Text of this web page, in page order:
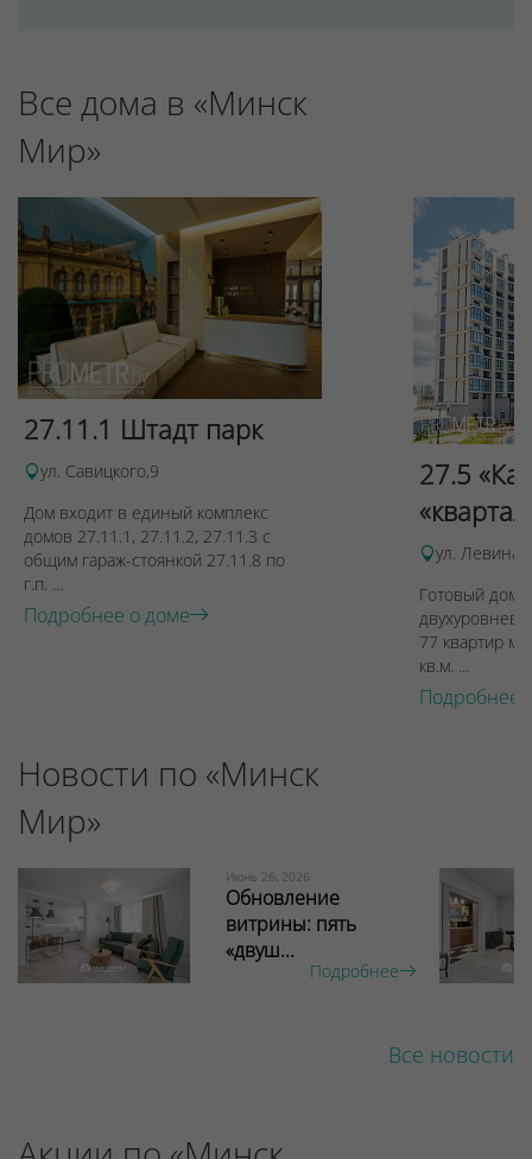
Все дома в «Минск
Мир»
27.11.1 Штадт парк
ул. Савицкого,9
Дом входит в единый комплекс
домов 27.11.1, 27.11.2, 27.11.3 с
общим гараж-стоянкой 27.11.8 по
г.п. ...
Подробнее о доме
27.5
ул. Левина,
Готовый дом
77 квартир
кв.м. ...
Подробнее
Новости по «Минск
Мир»
Июнь 26, 2026
Обновление
витрины: пять
«двуш...
Подробнее
Все новости